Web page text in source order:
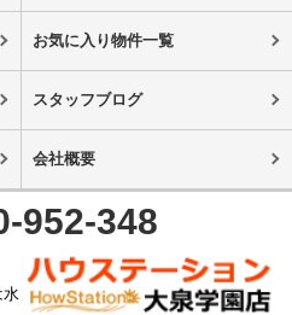
お気に入り物件一覧
スタッフブログ
会社概要
952-348